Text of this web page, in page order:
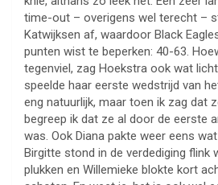
time-out – overigens wel terecht –
Katwijksen af, waardoor Black
punten wist te beperken: 40-63.
tegenviel, zag Hoekstra ook wat
speelde haar eerste wedstrijd van
eng natuurlijk, maar toen ik zag dat
begreep ik dat ze al door de eerste
was. Ook Diana pakte weer eens
Birgitte stond in de verdediging flink
plukken en Willemieke blokte kort